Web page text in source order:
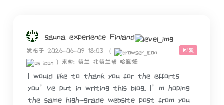
sauna experience Finland
回复
发布于 2026-06-09 18:03
(
) 来自: 荷兰 北荷兰省 哈勒姆
I would like to thank you for the efforts
you’ve put in writing this blog. I’m hoping
the same high-grade website post from you